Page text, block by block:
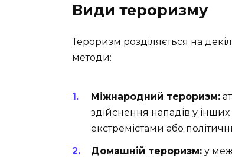
Види тероризму
Тероризм розділяється на
методи:
Міжнародний тероризм:
здійснення нападів у
екстремістами або
Домашній тероризм: у